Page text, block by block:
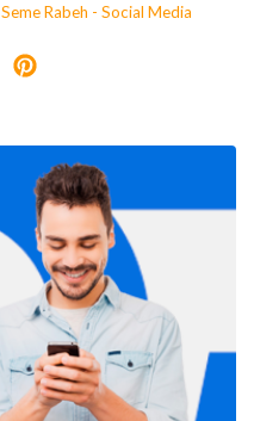
Seme Rabeh - Social Media